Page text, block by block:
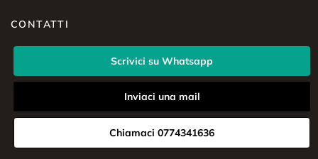
CONTATTI
Scrivici su Whatsapp
Inviaci una mail
Chiamaci 0774341636